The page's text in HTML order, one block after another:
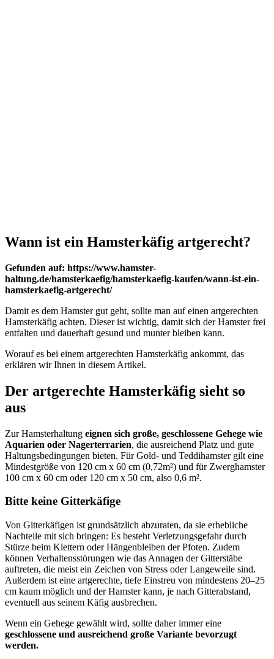
Wann ist ein Hamsterkäfig artgerecht?
Gefunden auf: https://www.hamster-
haltung.de/hamsterkaefig/hamsterkaefig-kaufen/wann-ist-ein-
hamsterkaefig-artgerecht/
Damit es dem Hamster gut geht, sollte man auf einen artgerechten
Hamsterkäfig achten. Dieser ist wichtig, damit sich der Hamster frei
entfalten und dauerhaft gesund und munter bleiben kann.
Worauf es bei einem artgerechten Hamsterkäfig ankommt, das
erklären wir Ihnen in diesem Artikel.
Der artgerechte Hamsterkäfig sieht so
aus
Zur Hamsterhaltung eignen sich große, geschlossene Gehege wie
Aquarien oder Nagerterrarien, die ausreichend Platz und gute
Haltungsbedingungen bieten. Für Gold- und Teddihamster gilt eine
Mindestgröße von 120 cm x 60 cm (0,72m²) und für Zwerghamster
100 cm x 60 cm oder 120 cm x 50 cm, also 0,6 m².
Bitte keine Gitterkäfige
Von Gitterkäfigen ist grundsätzlich abzuraten, da sie erhebliche
Nachteile mit sich bringen: Es besteht Verletzungsgefahr durch
Stürze beim Klettern oder Hängenbleiben der Pfoten. Zudem
können Verhaltensstörungen wie das Annagen der Gitterstäbe
auftreten, die meist ein Zeichen von Stress oder Langeweile sind.
Außerdem ist eine artgerechte, tiefe Einstreu von mindestens 20–25
cm kaum möglich und der Hamster kann, je nach Gitterabstand,
eventuell aus seinem Käfig ausbrechen.
Wenn ein Gehege gewählt wird, sollte daher immer eine
geschlossene und ausreichend große Variante bevorzugt
werden.